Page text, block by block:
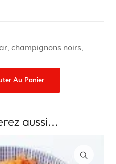
champignons noirs,
Au Panier
aussi...